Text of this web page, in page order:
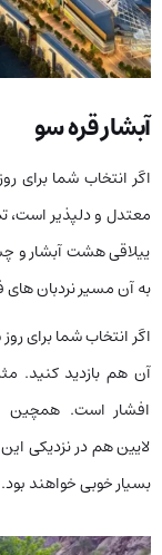
آبشار قره‌ سو
اگر انتخاب شما برای
معتدل و دلپذیر است،
ییلاقی هشت آبشار و
به آن مسیر نردبان های
اگر انتخاب شما برای
آن هم بازدید کنید.
افشار است. همچین
لایین هم در نزدیکی
بسیار خوبی خواهند بود.